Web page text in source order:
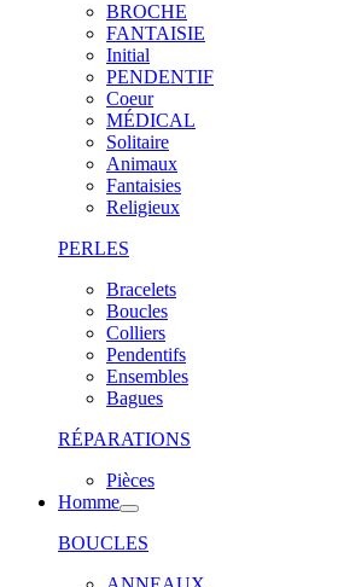
BROCHE
FANTAISIE
Initial
PENDENTIF
Coeur
MÉDICAL
Solitaire
Animaux
Fantaisies
Religieux
PERLES
Bracelets
Boucles
Colliers
Pendentifs
Ensembles
Bagues
RÉPARATIONS
Pièces
Homme
BOUCLES